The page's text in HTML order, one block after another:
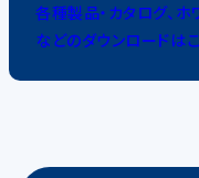
各種製品・カタログ、
などのダウンロードは